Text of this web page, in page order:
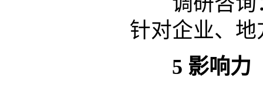
针对企业、
5 影响力